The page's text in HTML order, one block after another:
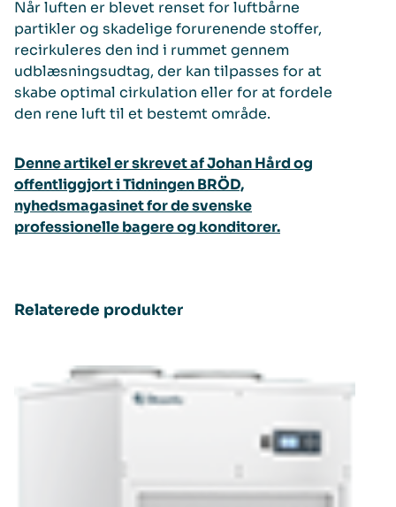
Når luften er blevet renset for luftbårne
partikler og skadelige forurenende stoffer,
recirkuleres den ind i rummet gennem
udblæsningsudtag, der kan tilpasses for at
skabe optimal cirkulation eller for at fordele
den rene luft til et bestemt område.
Denne artikel er skrevet af Johan Hård og
offentliggjort i Tidningen BRÖD,
nyhedsmagasinet for de svenske
professionelle bagere og konditorer.
Relaterede produkter